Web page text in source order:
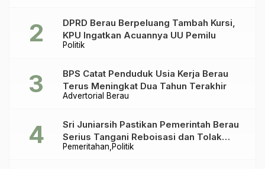
Politik
DPRD Berau Berpeluang Tambah Kursi,
KPU Ingatkan Acuannya UU Pemilu
Advertorial Berau
BPS Catat Penduduk Usia Kerja Berau
Terus Meningkat Dua Tahun Terakhir
Pemeritahan Politik
Sri Juniarsih Pastikan Pemerintah Berau
Serius Tangani Reboisasi dan Tolak
Praktik Ilegal